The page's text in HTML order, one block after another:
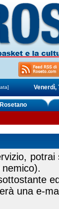
Venerdì,
Rosetano
una e-